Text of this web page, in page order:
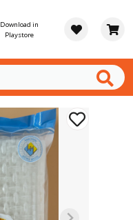
Download in
Playstore